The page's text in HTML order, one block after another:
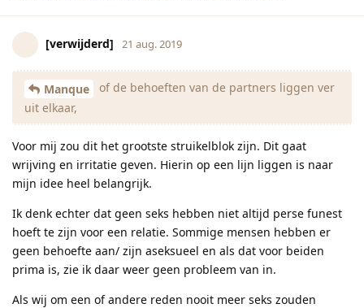
[verwijderd] 21 aug. 2019
Manque
of de behoeften van de partners liggen ver
uit elkaar,
Voor mij zou dit het grootste struikelblok zijn. Dit gaat
wrijving en irritatie geven. Hierin op een lijn liggen is naar
mijn idee heel belangrijk.
Ik denk echter dat geen seks hebben niet altijd perse funest
hoeft te zijn voor een relatie. Sommige mensen hebben er
geen behoefte aan/ zijn aseksueel en als dat voor beiden
prima is, zie ik daar weer geen probleem van in.
Als wij om een of andere reden nooit meer seks zouden